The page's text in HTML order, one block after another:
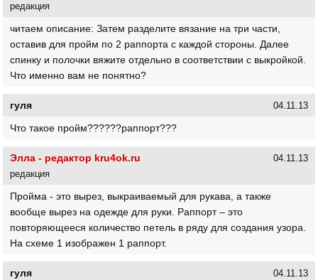
редакция
читаем описание: Затем разделите вязание на три части,
оставив для пройм по 2 раппорта с каждой стороны. Далее
спинку и полочки вяжите отдельно в соответствии с выкройкой.
Что именно вам не понятно?
гуля 04.11.13
Что такое пройм??????раппорт???
Элла - редактор kru4ok.ru
редакция
04.11.13
Пройма - это вырез, выкраиваемый для рукава, а также
вообще вырез на одежде для руки. Раппорт – это
повторяющееся количество петель в ряду для создания узора.
На схеме 1 изображен 1 раппорт.
гуля 04.11.13